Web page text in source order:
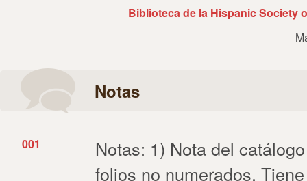
Biblioteca de la Hispanic Society
Notas
001
Notas: 1) Nota del
folios no numerados.